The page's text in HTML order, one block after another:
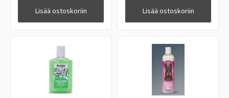
Lisää ostoskoriin Lisää ostoskoriin